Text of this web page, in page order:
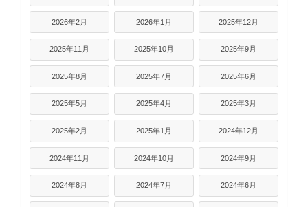
2026年2月 2026年1月 2025年12月
2025年11月 2025年10月 2025年9月
2025年8月 2025年7月 2025年6月
2025年5月 2025年4月 2025年3月
2025年2月 2025年1月 2024年12月
2024年11月 2024年10月 2024年9月
2024年8月 2024年7月 2024年6月